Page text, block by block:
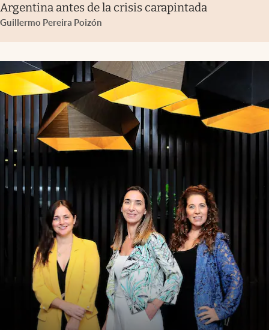
Argentina antes de la crisis carapintada
Guillermo Pereira Poizón